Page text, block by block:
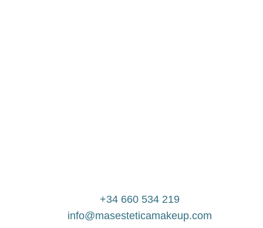
+34 660 534 219
info@masesteticamakeup.com